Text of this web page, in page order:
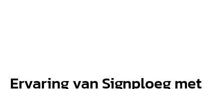
Ervaring van Signploeg met